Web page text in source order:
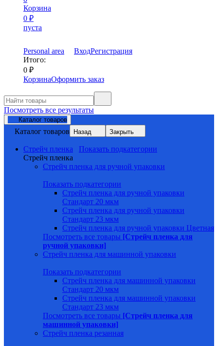
Корзина
0 ₽
пуста
Personal area ВходРегистрация
Итого:
0 ₽
КорзинаОформить заказ
Посмотреть все результаты
Каталог товаров
Каталог товаров Назад Закрыть
Стрейч пленка
Показать подкатегории
Стрейч пленка
Стрейч пленка для ручной упаковки
Показать подкатегории
Стрейч пленка для ручной упаковки
Стандарт 20 мкм
Стрейч пленка для ручной упаковки
Стандарт 23 мкм
Стрейч пленка для ручной упаковки Цветная
Посмотреть все товары [Стрейч пленка для
ручной упаковки]
Стрейч пленка для машинной упаковки
Показать подкатегории
Стрейч пленка для машинной упаковки
Стандарт 20 мкм
Стрейч пленка для машинной упаковки
Стандарт 23 мкм
Посмотреть все товары [Стрейч пленка для
машинной упаковки]
Стрейч пленка резанная